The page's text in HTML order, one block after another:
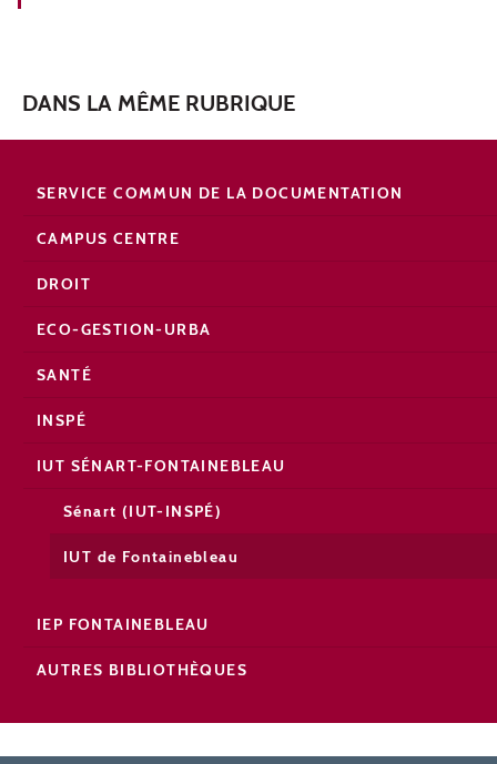
DANS LA MÊME RUBRIQUE
SERVICE COMMUN DE LA DOCUMENTATION
CAMPUS CENTRE
DROIT
ECO-GESTION-URBA
SANTÉ
INSPÉ
IUT SÉNART-FONTAINEBLEAU
Sénart (IUT-INSPÉ)
IUT de Fontainebleau
IEP FONTAINEBLEAU
AUTRES BIBLIOTHÈQUES